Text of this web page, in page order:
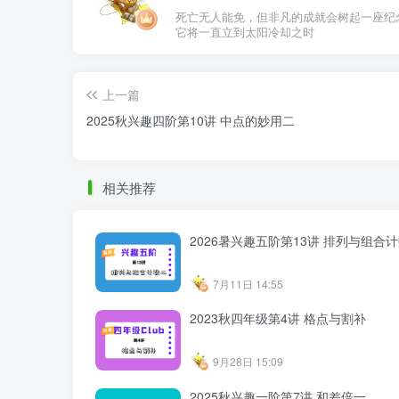
死亡无人能免，但非凡的成就会树起一座纪
它将一直立到太阳冷却之时
上一篇
2025秋兴趣四阶第10讲 中点的妙用二
相关推荐
2026暑兴趣五阶第13讲 排列与组合
7月11日 14:55
2023秋四年级第4讲 格点与割补
9月28日 15:09